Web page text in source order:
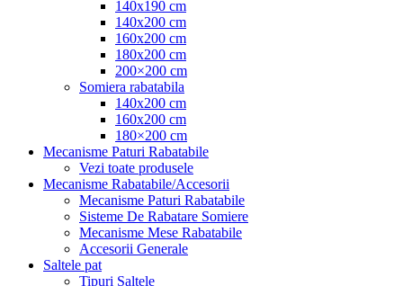
140x190 cm
140x200 cm
160x200 cm
180x200 cm
200×200 cm
Somiera rabatabila
140x200 cm
160x200 cm
180×200 cm
Mecanisme Paturi Rabatabile
Vezi toate produsele
Mecanisme Rabatabile/Accesorii
Mecanisme Paturi Rabatabile
Sisteme De Rabatare Somiere
Mecanisme Mese Rabatabile
Accesorii Generale
Saltele pat
Tipuri Saltele